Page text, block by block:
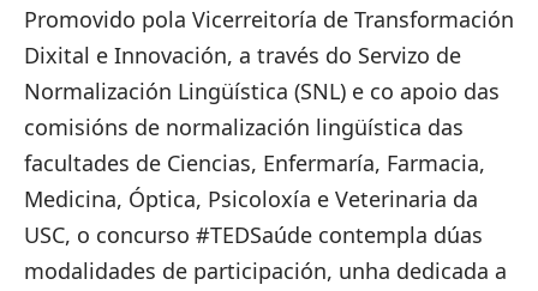
Promovido pola Vicerreitoría de Transformación
Dixital e Innovación, a través do Servizo de
Normalización Lingüística (SNL) e co apoio das
comisións de normalización lingüística das
facultades de Ciencias, Enfermaría, Farmacia,
Medicina, Óptica, Psicoloxía e Veterinaria da
USC, o concurso #TEDSaúde contempla dúas
modalidades de participación, unha dedicada a